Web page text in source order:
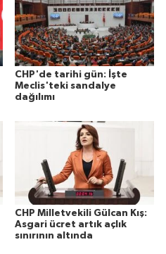
CHP'de tarihi gün: İşte
Meclis'teki sandalye
dağılımı
CHP Milletvekili Gülcan Kış:
Asgari ücret artık açlık
sınırının altında